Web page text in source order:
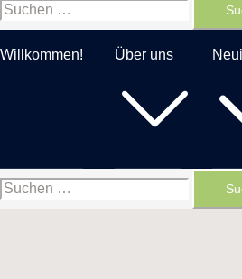
Suchen
nach:
Willkommen!
Über uns
Suchen